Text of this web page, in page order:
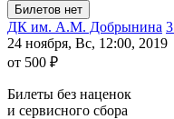
ДК им. А.М. Добрынина
24 ноября, Вс, 12:00, 2019
от 500 ₽
Билеты без наценок
и сервисного сбора